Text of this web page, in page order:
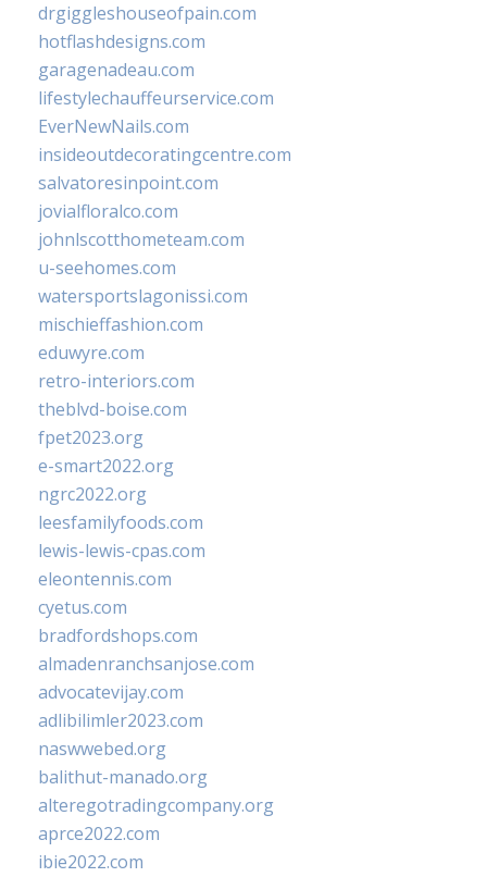
drgiggleshouseofpain.com
hotflashdesigns.com
garagenadeau.com
lifestylechauffeurservice.com
EverNewNails.com
insideoutdecoratingcentre.com
salvatoresinpoint.com
jovialfloralco.com
johnlscotthometeam.com
u-seehomes.com
watersportslagonissi.com
mischieffashion.com
eduwyre.com
retro-interiors.com
theblvd-boise.com
fpet2023.org
e-smart2022.org
ngrc2022.org
leesfamilyfoods.com
lewis-lewis-cpas.com
eleontennis.com
cyetus.com
bradfordshops.com
almadenranchsanjose.com
advocatevijay.com
adlibilimler2023.com
naswwebed.org
balithut-manado.org
alteregotradingcompany.org
aprce2022.com
ibie2022.com